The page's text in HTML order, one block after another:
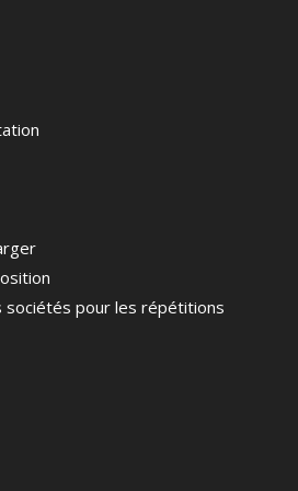
sociétés pour les répétitions